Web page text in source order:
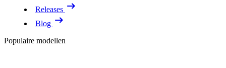
Releases
Blog
Populaire modellen